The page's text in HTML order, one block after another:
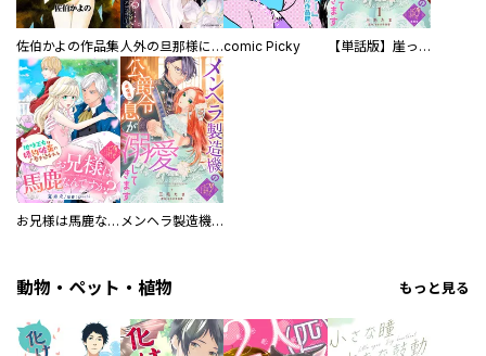
佐伯かよの作品集 人外の旦那様に娶られ毎晩ナカまで愛される…。アンソロジーcomic Picky 【単話版】崖っぷち令嬢ですが、意地と策略で幸せになります！シリーズ
お兄様は馬鹿なんですか？～地味王女は婚約破棄に巻き込まれる～ メンヘラ製造機の公爵令息（過保護）が溺愛してきます
動物・ペット・植物 もっと見る